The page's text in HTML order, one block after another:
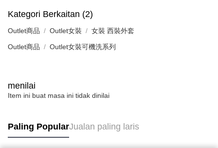
Kategori Berkaitan (2)
Outlet商品 Outlet女裝 女裝 西裝外套
Outlet商品 Outlet女裝可機洗系列
menilai
Item ini buat masa ini tidak dinilai
Paling PopularJualan paling laris